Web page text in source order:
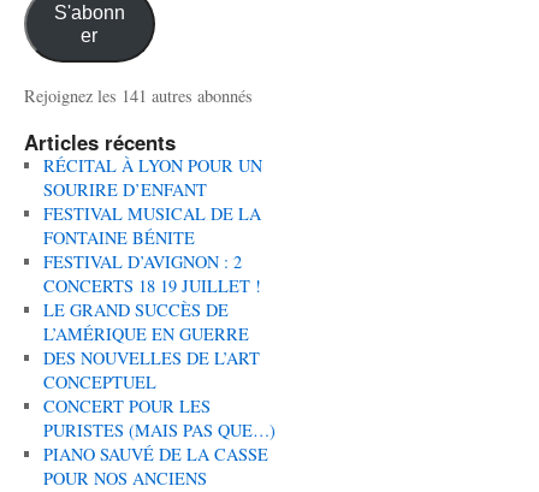
S'abonn
er
Rejoignez les 141 autres abonnés
Articles récents
RÉCITAL À LYON POUR UN
SOURIRE D’ENFANT
FESTIVAL MUSICAL DE LA
FONTAINE BÉNITE
FESTIVAL D’AVIGNON : 2
CONCERTS 18 19 JUILLET !
LE GRAND SUCCÈS DE
L’AMÉRIQUE EN GUERRE
DES NOUVELLES DE L’ART
CONCEPTUEL
CONCERT POUR LES
PURISTES (MAIS PAS QUE…)
PIANO SAUVÉ DE LA CASSE
POUR NOS ANCIENS